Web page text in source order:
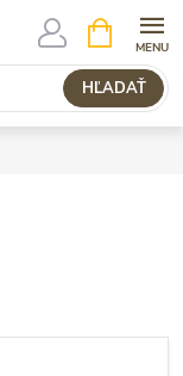
HĽADAŤ
KOŠÍK